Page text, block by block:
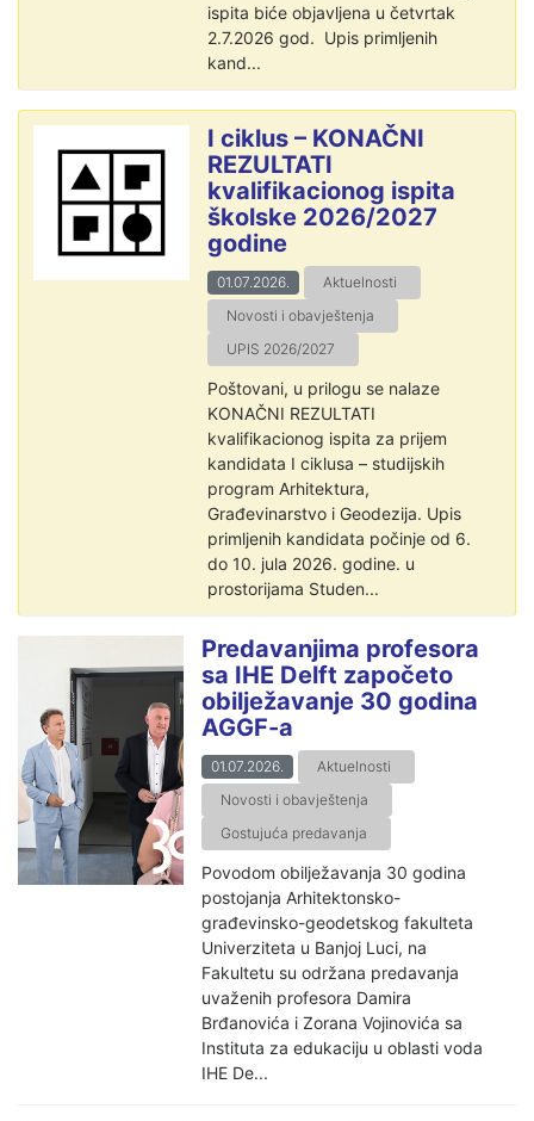
ispita biće objavljena u četvrtak
2.7.2026 god. Upis primljenih
kand...
I ciklus – KONAČNI
REZULTATI
kvalifikacionog ispita
školske 2026/2027
godine
01.07.2026.
Aktuelnosti
Novosti i obavještenja
UPIS 2026/2027
Poštovani, u prilogu se nalaze
KONAČNI REZULTATI
kvalifikacionog ispita za prijem
kandidata I ciklusa – studijskih
program Arhitektura,
Građevinarstvo i Geodezija. Upis
primljenih kandidata počinje od 6.
do 10. jula 2026. godine. u
prostorijama Studen...
Predavanjima profesora
sa IHE Delft započeto
obilježavanje 30 godina
AGGF-a
01.07.2026.
Aktuelnosti
Novosti i obavještenja
Gostujuća predavanja
Povodom obilježavanja 30 godina
postojanja Arhitektonsko-
građevinsko-geodetskog fakulteta
Univerziteta u Banjoj Luci, na
Fakultetu su održana predavanja
uvaženih profesora Damira
Brđanovića i Zorana Vojinovića sa
Instituta za edukaciju u oblasti voda
IHE De...